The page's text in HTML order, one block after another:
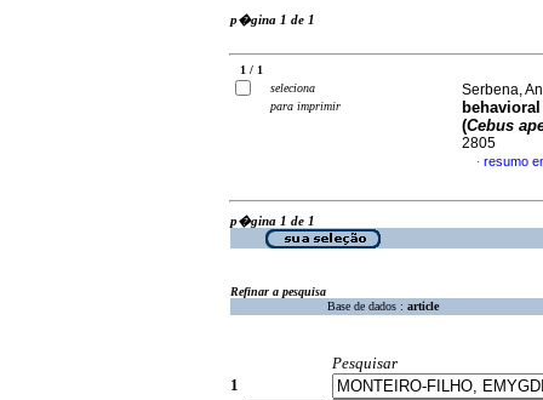
p�gina 1 de 1
1 / 1
seleciona
para imprimir
Serbena,
(Cebus
2805
· resumo
p�gina 1 de 1
Refinar a pesquisa
Base de dados : article
Pesquisar
1